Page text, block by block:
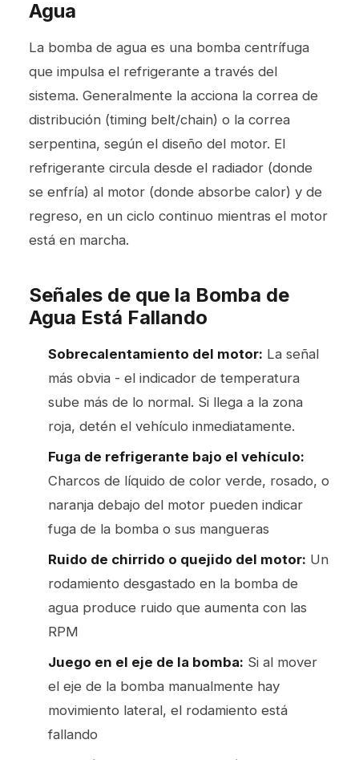
Agua
La bomba de agua es una bomba centrífuga
que impulsa el refrigerante a través del
sistema. Generalmente la acciona la correa de
distribución (timing belt/chain) o la correa
serpentina, según el diseño del motor. El
refrigerante circula desde el radiador (donde
se enfría) al motor (donde absorbe calor) y de
regreso, en un ciclo continuo mientras el motor
está en marcha.
Señales de que la Bomba de
Agua Está Fallando
Sobrecalentamiento del motor: La señal
más obvia - el indicador de temperatura
sube más de lo normal. Si llega a la zona
roja, detén el vehículo inmediatamente.
Fuga de refrigerante bajo el vehículo:
Charcos de líquido de color verde, rosado, o
naranja debajo del motor pueden indicar
fuga de la bomba o sus mangueras
Ruido de chirrido o quejido del motor: Un
rodamiento desgastado en la bomba de
agua produce ruido que aumenta con las
RPM
Juego en el eje de la bomba: Si al mover
el eje de la bomba manualmente hay
movimiento lateral, el rodamiento está
fallando